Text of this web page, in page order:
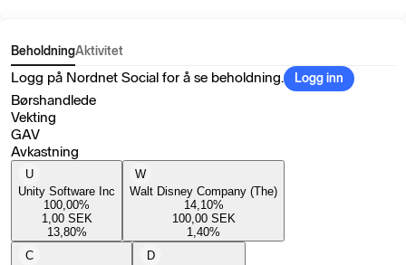
BeholdningAktivitet
Logg på Nordnet Social for å se beholdning. Logg inn
Børshandlede
Vekting
GAV
Avkastning
U
Unity Software Inc
100,00%
1,00 SEK
13,80%
W
Walt Disney Company (The)
14,10%
100,00 SEK
1,40%
C
D